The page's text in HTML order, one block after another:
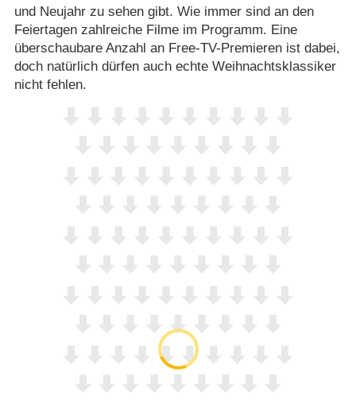
und Neujahr zu sehen gibt. Wie immer sind an den
Feiertagen zahlreiche Filme im Programm. Eine
überschaubare Anzahl an Free-TV-Premieren ist dabei,
doch natürlich dürfen auch echte Weihnachtsklassiker
nicht fehlen.